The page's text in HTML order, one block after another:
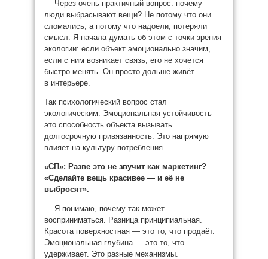
— Через очень практичный вопрос: почему
люди выбрасывают вещи? Не потому что они
сломались, а потому что надоели, потеряли
смысл. Я начала думать об этом с точки зрения
экологии: если объект эмоционально значим,
если с ним возникает связь, его не хочется
быстро менять. Он просто дольше живёт
в интерьере.
Так психологический вопрос стал
экологическим. Эмоциональная устойчивость —
это способность объекта вызывать
долгосрочную привязанность. Это напрямую
влияет на культуру потребления.
«СП»: Разве это не звучит как маркетинг?
«Сделайте вещь красивее — и её не
выбросят».
— Я понимаю, почему так может
восприниматься. Разница принципиальная.
Красота поверхностная — это то, что продаёт.
Эмоциональная глубина — это то, что
удерживает. Это разные механизмы.